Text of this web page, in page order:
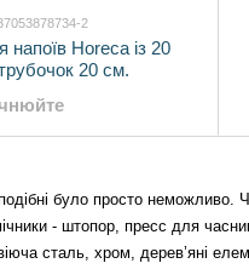
було просто неможливо.
- штопор, пресс для
сталь, хром, дерев’яні
2
напоїв Horeca із 20
20 см.